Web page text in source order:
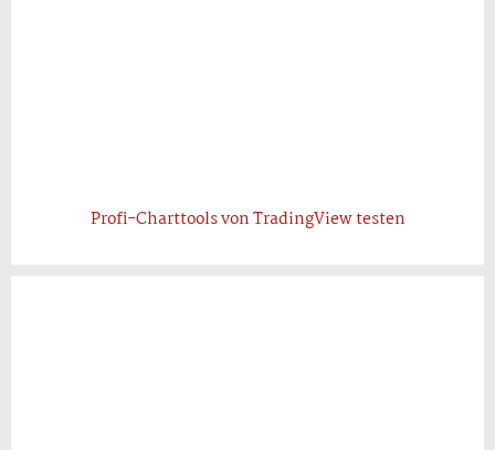
Profi-Charttools von TradingView testen